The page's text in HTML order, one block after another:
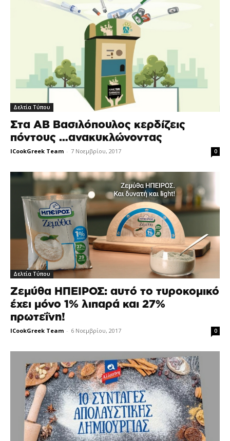
Δελτία Τύπου
Στα ΑΒ Βασιλόπουλος κερδίζεις
πόντους …ανακυκλώνοντας
ICookGreek Team - 7 Νοεμβρίου, 2017 0
Δελτία Τύπου
Ζεμύθα ΗΠΕΙΡΟΣ: αυτό το τυροκομικό
έχει μόνο 1% λιπαρά και 27%
πρωτεΐνη!
ICookGreek Team - 6 Νοεμβρίου, 2017 0